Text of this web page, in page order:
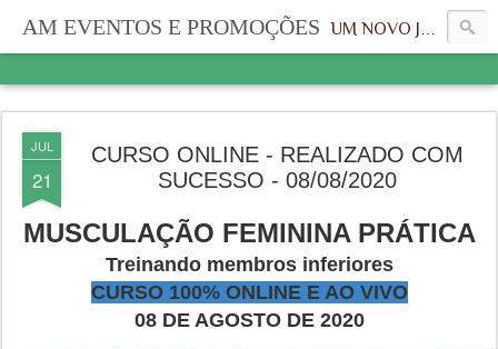
AM EVENTOS E PROMOÇÕES UM NOVO JEITO, UMA NOVA IDENTIDADE
JUL
21
CURSO ONLINE - REALIZADO COM
SUCESSO - 08/08/2020
MUSCULAÇÃO FEMININA PRÁTICA
Treinando membros inferiores
CURSO 100% ONLINE E AO VIVO
08 DE AGOSTO DE 2020